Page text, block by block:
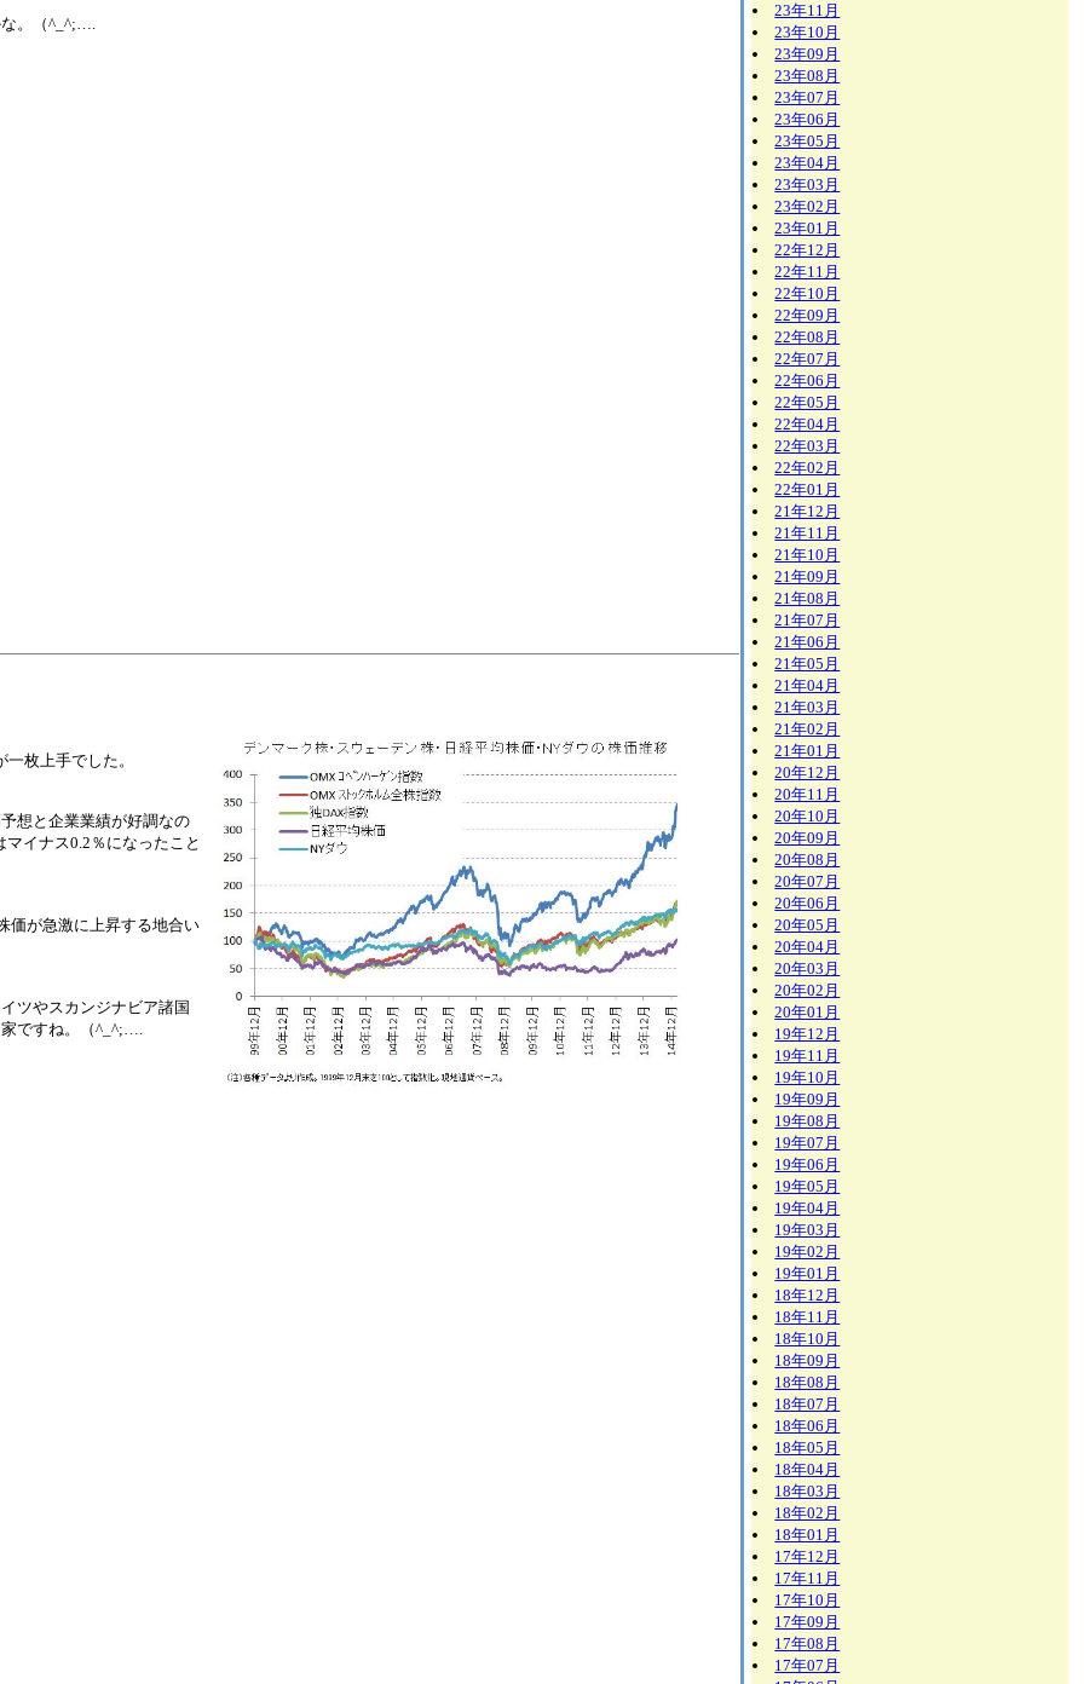
。（^_^;….
一枚上手でした。
想と企業業績が好調なの
イナス0.2％になったこと
価が急激に上昇する地合い
ツやスカンジナビア諸国
家ですね。（^_^;….
23年11月
23年10月
23年09月
23年08月
23年07月
23年06月
23年05月
23年04月
23年03月
23年02月
23年01月
22年12月
22年11月
22年10月
22年09月
22年08月
22年07月
22年06月
22年05月
22年04月
22年03月
22年02月
22年01月
21年12月
21年11月
21年10月
21年09月
21年08月
21年07月
21年06月
21年05月
21年04月
21年03月
21年02月
21年01月
20年12月
20年11月
20年10月
20年09月
20年08月
20年07月
20年06月
20年05月
20年04月
20年03月
20年02月
20年01月
19年12月
19年11月
19年10月
19年09月
19年08月
19年07月
19年06月
19年05月
19年04月
19年03月
19年02月
19年01月
18年12月
18年11月
18年10月
18年09月
18年08月
18年07月
18年06月
18年05月
18年04月
18年03月
18年02月
18年01月
17年12月
17年11月
17年10月
17年09月
17年08月
17年07月